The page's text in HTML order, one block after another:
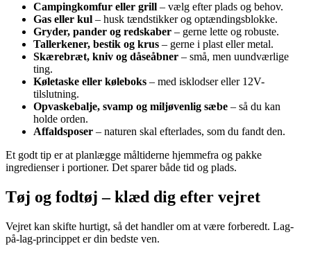
Campingkomfur eller grill – vælg efter plads og behov.
Gas eller kul – husk tændstikker og optændingsblokke.
Gryder, pander og redskaber – gerne lette og robuste.
Tallerkener, bestik og krus – gerne i plast eller metal.
Skærebræt, kniv og dåseåbner – små, men uundværlige
ting.
Køletaske eller køleboks – med isklodser eller 12V-
tilslutning.
Opvaskebalje, svamp og miljøvenlig sæbe – så du kan
holde orden.
Affaldsposer – naturen skal efterlades, som du fandt den.
Et godt tip er at planlægge måltiderne hjemmefra og pakke
ingredienser i portioner. Det sparer både tid og plads.
Tøj og fodtøj – klæd dig efter vejret
Vejret kan skifte hurtigt, så det handler om at være forberedt. Lag-
på-lag-princippet er din bedste ven.